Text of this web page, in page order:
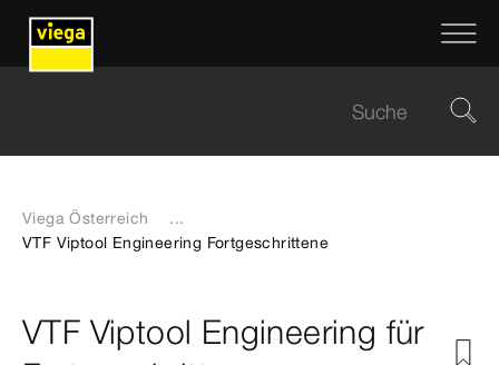
Viega Österreich
...
VTF Viptool Engineering Fortgeschrittene
VTF Viptool Engineering für